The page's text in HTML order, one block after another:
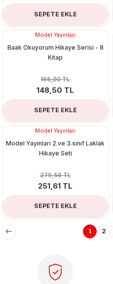
SEPETE EKLE
Model Yayınları
Baak Okuyorum Hikaye Serisi - 8
Kitap
165,00 TL
148,50 TL
SEPETE EKLE
Model Yayınları
Model Yayınları 2.ve 3.sınıf Laklak
Hikaye Seti
279,56 TL
251,61 TL
SEPETE EKLE
1 2